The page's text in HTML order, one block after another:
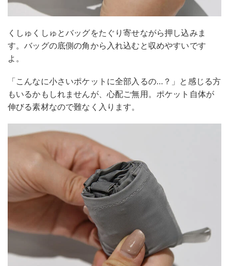
くしゅくしゅとバッグをたぐり寄せながら押し込みま
す。バッグの底側の角から入れ込むと収めやすいです
よ。
「こんなに小さいポケットに全部入るの…？」と感じる方
もいるかもしれませんが、心配ご無用。ポケット自体が
伸びる素材なので難なく入ります。